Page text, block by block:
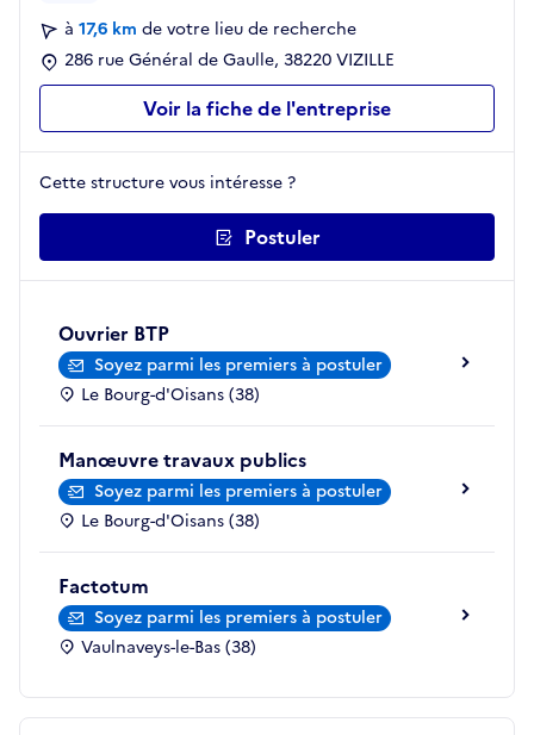
à 17,6 km de votre lieu de recherche
286 rue Général de Gaulle, 38220 VIZILLE
Voir la fiche de l'entreprise
Cette structure vous intéresse ?
Postuler
Ouvrier BTP
Soyez parmi les premiers à postuler
Le Bourg-d'Oisans (38)
Manœuvre travaux publics
Soyez parmi les premiers à postuler
Le Bourg-d'Oisans (38)
Factotum
Soyez parmi les premiers à postuler
Vaulnaveys-le-Bas (38)